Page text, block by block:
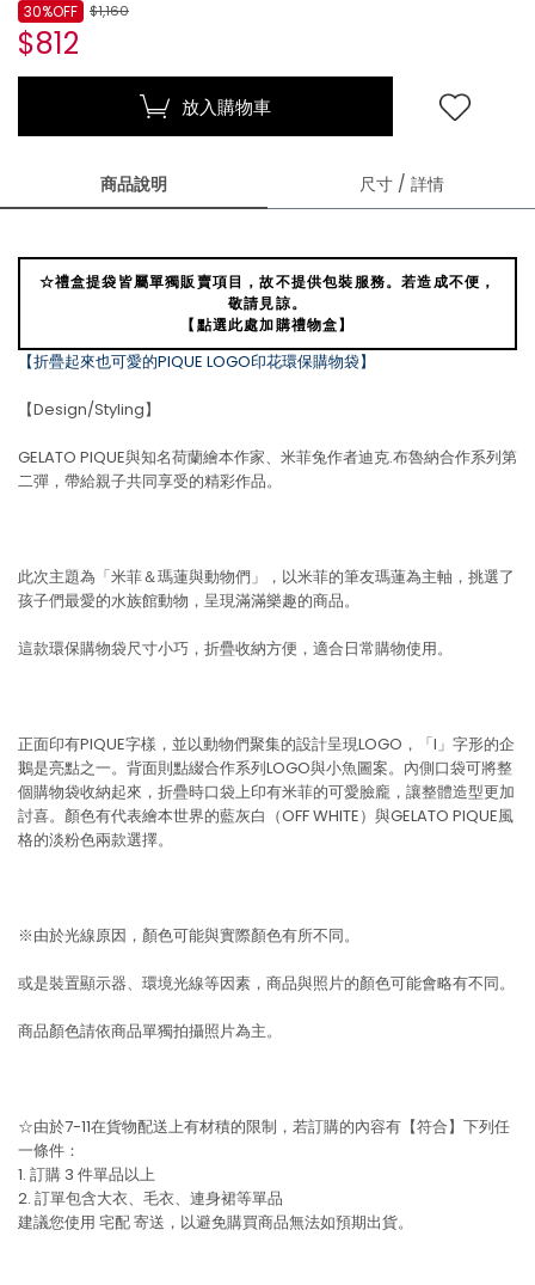
$1,160
$812
30%OFF
放入購物車
商品說明 尺寸 / 詳情
☆禮盒提袋皆屬單獨販賣項目，故不提供包裝服務。若造成不便，
敬請見諒。
【點選此處加購禮物盒】
【折疊起來也可愛的PIQUE LOGO印花環保購物袋】
【Design/Styling】
GELATO PIQUE與知名荷蘭繪本作家、米菲兔作者迪克.布魯納合作系列第
二彈，帶給親子共同享受的精彩作品。
此次主題為「米菲＆瑪蓮與動物們」，以米菲的筆友瑪蓮為主軸，挑選了
孩子們最愛的水族館動物，呈現滿滿樂趣的商品。
這款環保購物袋尺寸小巧，折疊收納方便，適合日常購物使用。
正面印有PIQUE字樣，並以動物們聚集的設計呈現LOGO，「I」字形的企
鵝是亮點之一。背面則點綴合作系列LOGO與小魚圖案。內側口袋可將整
個購物袋收納起來，折疊時口袋上印有米菲的可愛臉龐，讓整體造型更加
討喜。顏色有代表繪本世界的藍灰白（OFF WHITE）與GELATO PIQUE風
格的淡粉色兩款選擇。
※由於光線原因，顏色可能與實際顏色有所不同。
或是裝置顯示器、環境光線等因素，商品與照片的顏色可能會略有不同。
商品顏色請依商品單獨拍攝照片為主。
☆由於7-11在貨物配送上有材積的限制，若訂購的內容有【符合】下列任
一條件：
1. 訂購 3 件單品以上
2. 訂單包含大衣、毛衣、連身裙等單品
建議您使用 宅配寄送，以避免購買商品無法如預期出貨。